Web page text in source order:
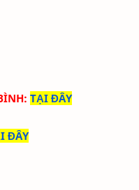
: TẠI ĐÂY
ĐÂY